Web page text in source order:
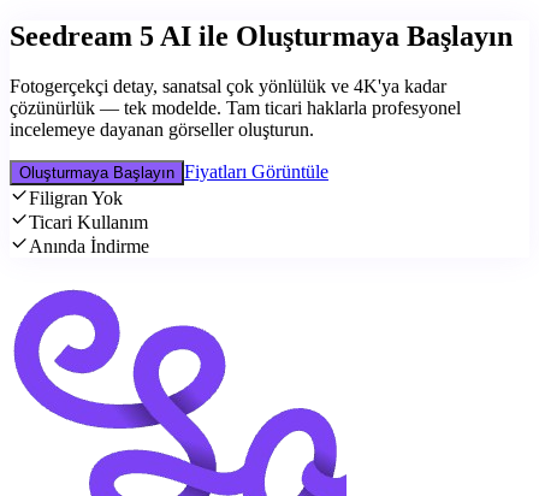
Seedream 5 AI ile Oluşturmaya Başlayın
Fotogerçekçi detay, sanatsal çok yönlülük ve 4K'ya kadar
çözünürlük — tek modelde. Tam ticari haklarla profesyonel
incelemeye dayanan görseller oluşturun.
Oluşturmaya Başlayın Fiyatları Görüntüle
Filigran Yok
Ticari Kullanım
Anında İndirme